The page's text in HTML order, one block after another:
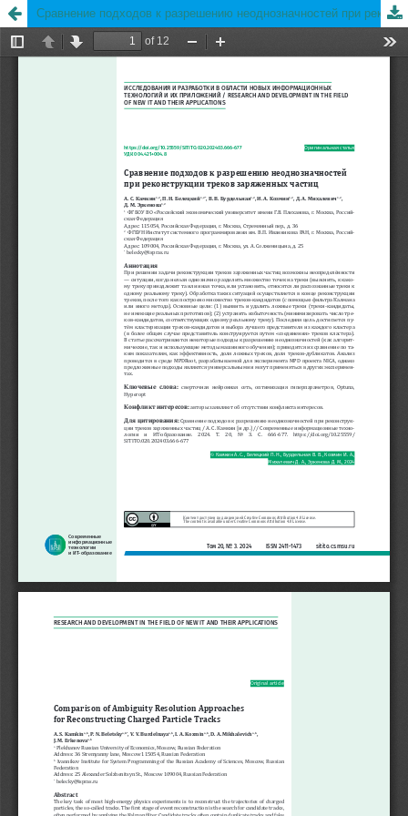
Сравнение подходов к разрешению неоднозначностей при реконструкции треков заряженных частиц